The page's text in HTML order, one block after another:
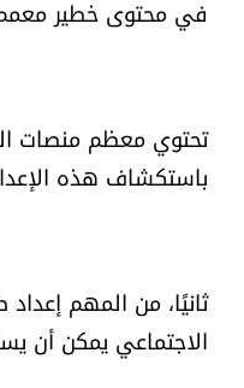
في محتوى خطير
تحتوي معظم منصات
باستكشاف هذه
ثانيًا، من المهم
الاجتماعي يمكن أن